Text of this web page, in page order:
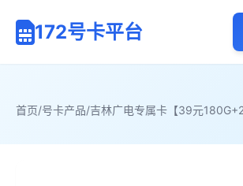
172号卡平台
首页/号卡产品/吉林广电专属卡【39元